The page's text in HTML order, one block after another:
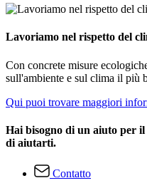
Lavoriamo nel rispetto del
Con concrete misure
sull'ambiente e sul clima il più
Qui puoi trovare maggiori
Hai bisogno di un aiuto per
di aiutarti.
Contatto